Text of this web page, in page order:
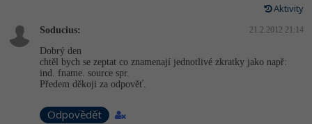
UML a návrhové vzory
React
HTML / CSS
UML a návrhové vzory
Tester
Systémový administrátor
Grafik / UX/UI návrhář
Swift
Kotlin -80%
C -80%
Aktivity
Soducius: 21.2.2012 21:14
Dobrý den
chtěl bych se zeptat co znamenají jednotlivé zkratky jako např:
ind. fname. source spr.
Předem děkoji za odpověť.
Odpovědět